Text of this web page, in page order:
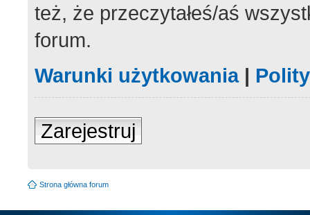
też, że przeczytałeś/aś
forum.
Warunki użytkowania|
Zarejestruj
Strona główna forum